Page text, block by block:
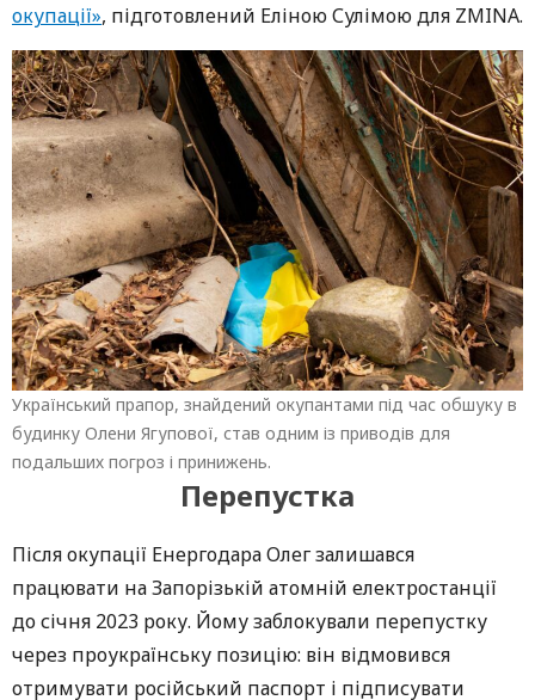
окупації», підготовлений Еліною Сулімою для ZMINA.
Український прапор, знайдений окупантами під час обшуку в
будинку Олени Ягупової, став одним із приводів для
подальших погроз і принижень.
Перепустка
Після окупації Енергодара Олег залишався
працювати на Запорізькій атомній електростанції
до січня 2023 року. Йому заблокували перепустку
через проукраїнську позицію: він відмовився
отримувати російський паспорт і підписувати